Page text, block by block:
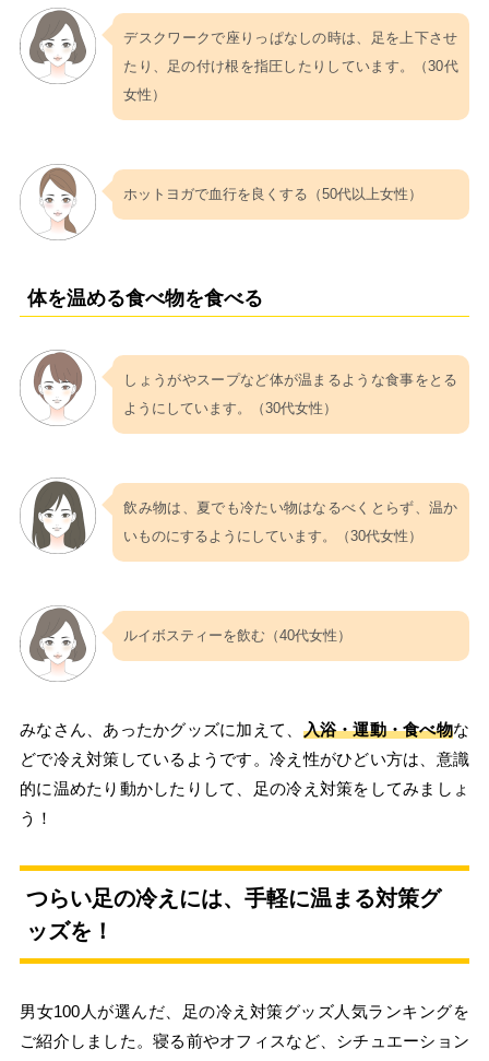
デスクワークで座りっぱなしの時は、足を上下させ
たり、足の付け根を指圧したりしています。（30代
女性）
ホットヨガで血行を良くする（50代以上女性）
体を温める食べ物を食べる
しょうがやスープなど体が温まるような食事をとる
ようにしています。（30代女性）
飲み物は、夏でも冷たい物はなるべくとらず、温か
いものにするようにしています。（30代女性）
ルイボスティーを飲む（40代女性）
みなさん、あったかグッズに加えて、 入浴・運動・食べ物な
どで冷え対策しているようです。冷え性がひどい方は、意識
的に温めたり動かしたりして、足の冷え対策をしてみましょ
う！
つらい足の冷えには、手軽に温まる対策グ
ッズを！
男女100人が選んだ、足の冷え対策グッズ人気ランキングを
ご紹介しました。寝る前やオフィスなど、シチュエーション